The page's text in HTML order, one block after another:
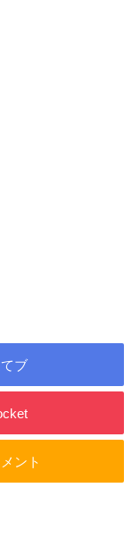
ブ
ント